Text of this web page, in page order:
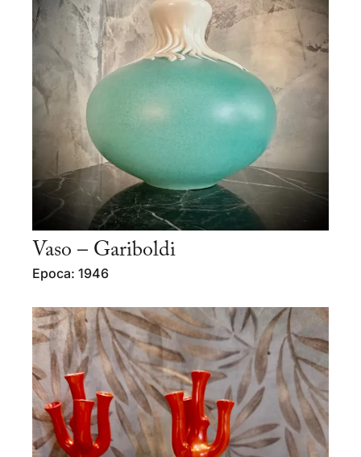
Vaso – Gariboldi
Epoca: 1946